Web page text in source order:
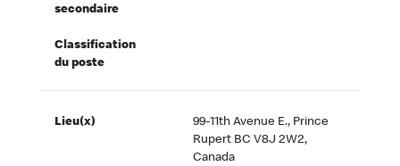
secondaire
Classification
du poste
Lieu(x)
99-11th Avenue E., Prince
Rupert BC V8J 2W2,
Canada